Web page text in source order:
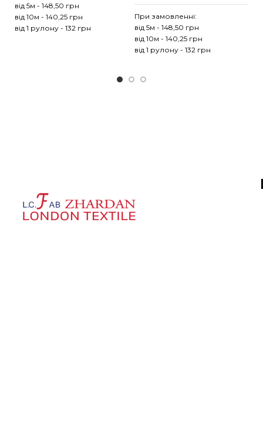
від 5м - 148,50 грн
від 10м - 140,25 грн
від 1 рулону - 132 грн
При замовленні:
від 5м - 148,50 грн
від 10м - 140,25 грн
від 1 рулону - 132 грн